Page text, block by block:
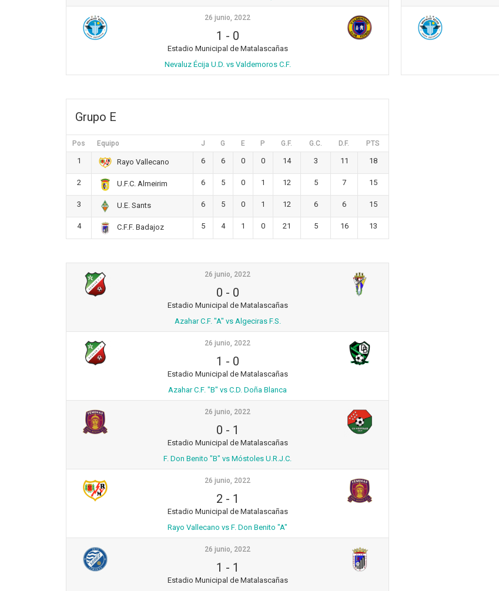
26 junio, 2022
1 - 0
Estadio Municipal de Matalascañas
Nevaluz Écija U.D. vs Valdemoros C.F.
Grupo E
Pos Equipo J G E P G.F. G.C. D.F. PTS
1 Rayo Vallecano 6 6 0 0 14 3 11 18
2 U.F.C. Almeirim 6 5 0 1 12 5 7 15
3 U.E. Sants 6 5 0 1 12 6 6 15
4 C.F.F. Badajoz 5 4 1 0 21 5 16 13
26 junio, 2022
0 - 0
Estadio Municipal de Matalascañas
Azahar C.F. "A" vs Algeciras F.S.
26 junio, 2022
1 - 0
Estadio Municipal de Matalascañas
Azahar C.F. "B" vs C.D. Doña Blanca
26 junio, 2022
0 - 1
Estadio Municipal de Matalascañas
F. Don Benito "B" vs Móstoles U.R.J.C.
26 junio, 2022
2 - 1
Estadio Municipal de Matalascañas
Rayo Vallecano vs F. Don Benito "A"
26 junio, 2022
1 - 1
Estadio Municipal de Matalascañas